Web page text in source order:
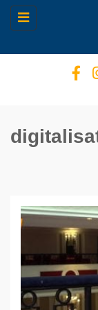
Toggle
navigation